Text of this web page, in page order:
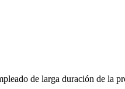
de larga duración de la